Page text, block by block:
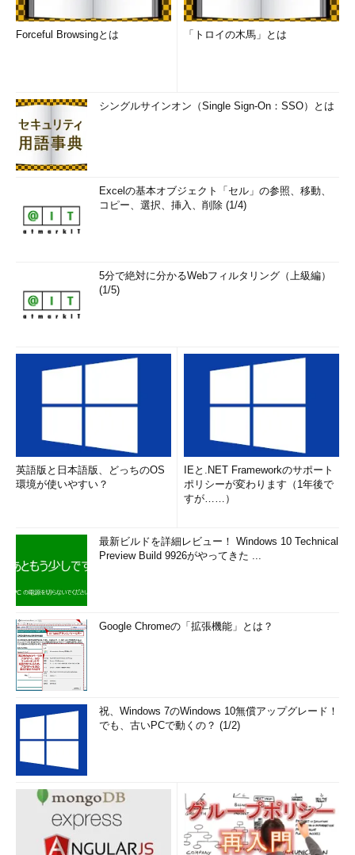
Forceful Browsingとは 「トロイの木馬」とは
シングルサインオン（Single Sign-On：SSO）とは
Excelの基本オブジェクト「セル」の参照、移動、
コピー、選択、挿入、削除 (1/4)
5分で絶対に分かるWebフィルタリング（上級編）
(1/5)
英語版と日本語版、どっちのOS
環境が使いやすい？
IEと.NET Frameworkのサポート
ポリシーが変わります（1年後で
すが……）
最新ビルドを詳細レビュー！ Windows 10 Technical
Preview Build 9926がやってきた ...
Google Chromeの「拡張機能」とは？
祝、Windows 7のWindows 10無償アップグレード！
でも、古いPCで動くの？ (1/2)